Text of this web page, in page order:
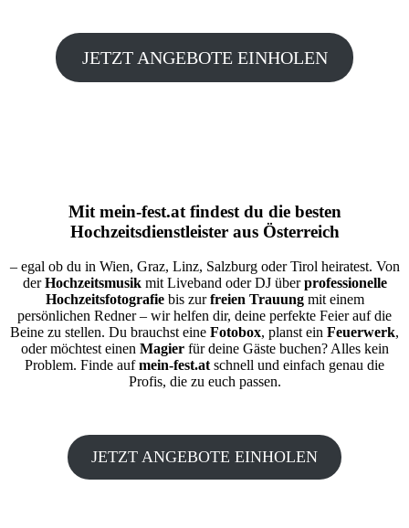
JETZT ANGEBOTE EINHOLEN
Mit mein-fest.atfindest du die besten
Hochzeitsdienstleister aus Österreich
– egal ob du in Wien, Graz, Linz, Salzburg oder Tirol heiratest. Von
derHochzeitsmusikmit Liveband oder DJ überprofessionelle
Hochzeitsfotografiebis zurfreien Trauungmit einem
persönlichen Redner – wir helfen dir, deine perfekte Feier auf die
Beine zu stellen. Du brauchst eine Fotobox, planst ein Feuerwerk,
oder möchtest einen Magierfür deine Gäste buchen? Alles kein
Problem. Finde aufmein-fest.atschnell und einfach genau die
Profis, die zu euch passen.
JETZT ANGEBOTE EINHOLEN